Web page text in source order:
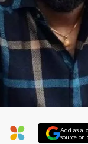
Add as a
source on